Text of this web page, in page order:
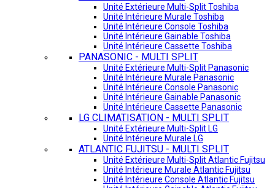
Unité Extérieure Multi-Split Toshiba
Unité Intérieure Murale Toshiba
Unité Intérieure Console Toshiba
Unité Intérieure Gainable Toshiba
Unité Intérieure Cassette Toshiba
PANASONIC - MULTI SPLIT
Unité Extérieure Multi-Split Panasonic
Unité Intérieure Murale Panasonic
Unité Intérieure Console Panasonic
Unité Intérieure Gainable Panasonic
Unité Intérieure Cassette Panasonic
LG CLIMATISATION - MULTI SPLIT
Unité Extérieure Multi-Split LG
Unité Intérieure Murale LG
ATLANTIC FUJITSU - MULTI SPLIT
Unité Extérieure Multi-Split Atlantic Fujitsu
Unité Intérieure Murale Atlantic Fujitsu
Unité Intérieure Console Atlantic Fujitsu